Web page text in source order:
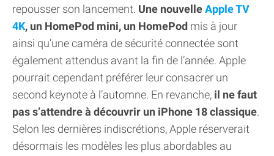
repousser son lancement. Une nouvelleApple TV
4K, un HomePod mini, un HomePod mis à jour
ainsi qu’une caméra de sécurité connectée sont
également attendus avant la fin de l’année. Apple
pourrait cependant préférer leur consacrer un
second keynote à l’automne. En revanche, il ne faut
pas s’attendre à découvrir un iPhone 18 classique.
Selon les dernières indiscrétions, Apple réserverait
désormais les modèles les plus abordables au